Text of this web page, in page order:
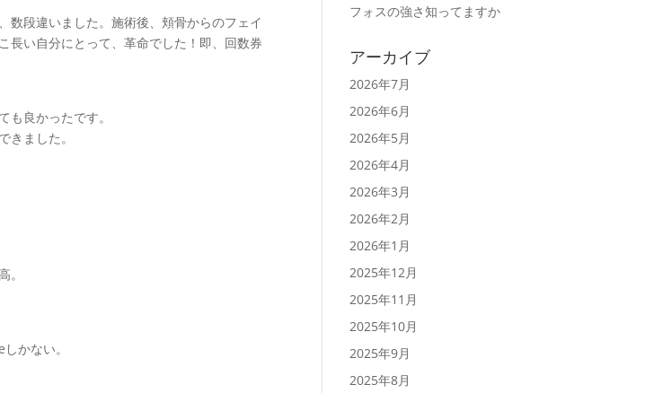
数段違いました。施術後、頬骨からのフェイ
長い自分にとって、革命でした！即、回数券
良かったです。
ました。
。
かない。
フォスの強さ知ってますか
アーカイブ
2026年7月
2026年6月
2026年5月
2026年4月
2026年3月
2026年2月
2026年1月
2025年12月
2025年11月
2025年10月
2025年9月
2025年8月